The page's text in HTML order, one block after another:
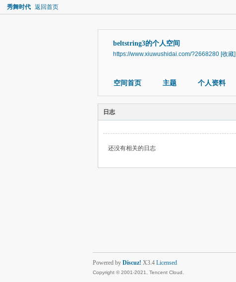
秀舞时代 返回首页
beltstring3的个人空间
https://www.xiuwushidai.com/?2668280 [收藏]
空间首页 主题 个人资料
日志
还没有相关的日志
Powered by Discuz! X3.4 Licensed
Copyright © 2001-2021, Tencent Cloud.